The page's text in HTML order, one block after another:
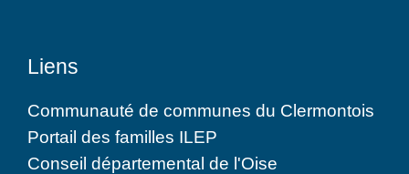
Liens
Communauté de communes du Clermontois
Portail des familles ILEP
Conseil départemental de l'Oise